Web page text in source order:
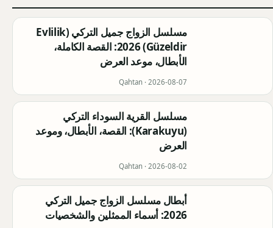
مسلسل الزواج جميل التركي (Evlilik
Güzeldir) 2026: القصة الكاملة،
الأبطال، موعد العرض
Qahtan · 2026-08-07
مسلسل القرية السوداء التركي
(Karakuyu): القصة، الأبطال، وموعد
العرض
Qahtan · 2026-08-02
أبطال مسلسل الزواج جميل التركي
2026: أسماء الممثلين والشخصيات